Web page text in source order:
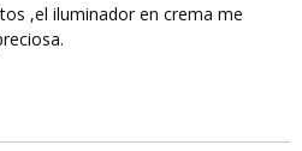
,el iluminador en crema me